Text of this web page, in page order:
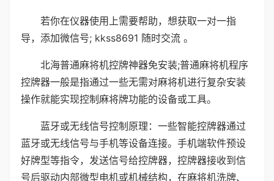
若你在仪器使用上需要帮助，想获取一对一指
导，添加微信号; kkss8691 随时交流 。
北海普通麻将机控牌神器免安装;普通麻将机程序
控牌器一般是指通过一些无需对麻将机进行复杂安装
操作就能实现控制麻将牌功能的设备或工具。
蓝牙或无线信号控制原理：一些智能控牌器通过
蓝牙或无线信号与手机等设备连接。手机端软件预设
好牌型等指令，发送信号给控牌器，控牌器接收到信
号后驱动内部微型电机或机械结构，在麻将机洗牌、